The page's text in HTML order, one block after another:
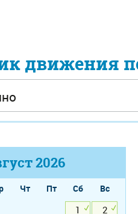
движения
2026
Чт Пт Сб
Вс
1
2